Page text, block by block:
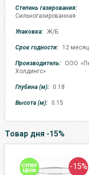
Степень газирования:
Сильногазированная
Упаковка: Ж/Б
Срок годности: 12
Производитель:
ООО
Холдингс»
Глубина (м): 0.18
Высота (м): 0.15
Товар дня -15%
-15%